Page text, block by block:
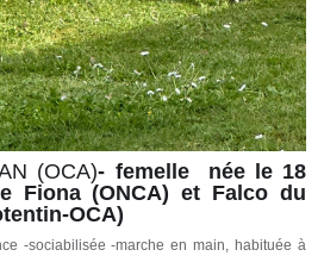
(OCA)- femelle née le 18
Fiona (ONCA) et Falco du
OCA)
-sociabilisée -marche en main, habituée à